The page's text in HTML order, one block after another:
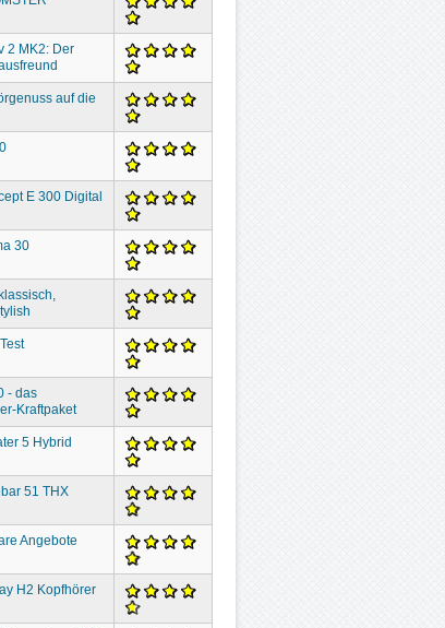
2 MK2: Der
auf die
E 300 Digital
30
- das
Kraftpaket
5 Hybrid
51 THX
Angebote
H2 Kopfhörer